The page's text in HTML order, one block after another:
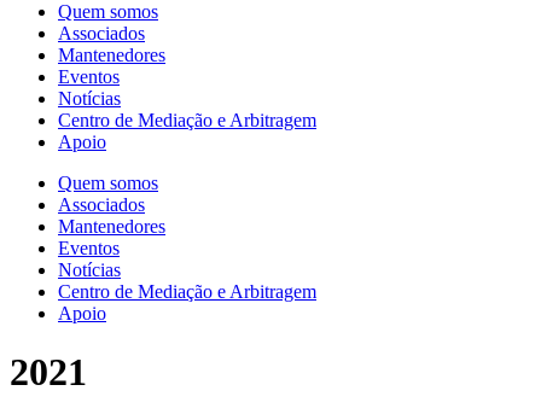
Quem somos
Associados
Mantenedores
Eventos
Notícias
Centro de Mediação e Arbitragem
Apoio
Quem somos
Associados
Mantenedores
Eventos
Notícias
Centro de Mediação e Arbitragem
Apoio
2021